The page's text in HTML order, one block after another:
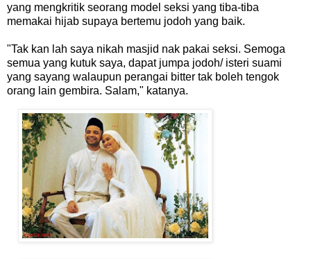
yang mengkritik seorang model seksi yang tiba-tiba
memakai hijab supaya bertemu jodoh yang baik.
"Tak kan lah saya nikah masjid nak pakai seksi. Semoga
semua yang kutuk saya, dapat jumpa jodoh/ isteri suami
yang sayang walaupun perangai bitter tak boleh tengok
orang lain gembira. Salam," katanya.